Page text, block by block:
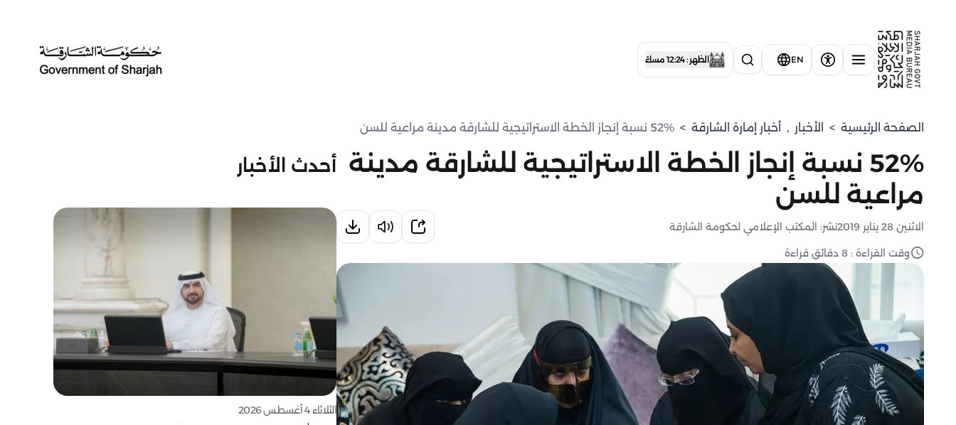
EN الظهر : 12:24 مساءً
الصفحة الرئيسية > الأخبار , أخبار إمارة الشارقة > 52% نسبة إنجاز الخطة الاستراتيجية للشارقة مدينة مراعية للسن
52% نسبة إنجاز الخطة الاستراتيجية للشارقة مدينة
مراعية للسن
الاثنين 28 يناير 2019 نشر: المكتب الإعلامي لحكومة الشارقة
وقت القراءة : 8 دقائق قراءة
أحدث الأخبار
الثلاثاء 4 أغسطس 2026